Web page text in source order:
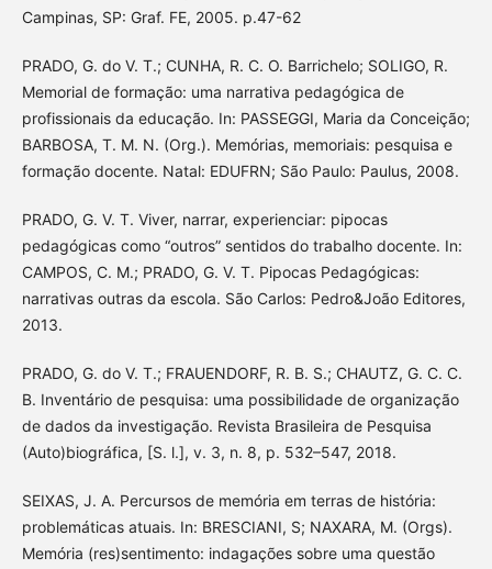
Campinas, SP: Graf. FE, 2005. p.47-62
PRADO, G. do V. T.; CUNHA, R. C. O. Barrichelo; SOLIGO, R.
Memorial de formação: uma narrativa pedagógica de
profissionais da educação. In: PASSEGGI, Maria da Conceição;
BARBOSA, T. M. N. (Org.). Memórias, memoriais: pesquisa e
formação docente. Natal: EDUFRN; São Paulo: Paulus, 2008.
PRADO, G. V. T. Viver, narrar, experienciar: pipocas
pedagógicas como “outros” sentidos do trabalho docente. In:
CAMPOS, C. M.; PRADO, G. V. T. Pipocas Pedagógicas:
narrativas outras da escola. São Carlos: Pedro&João Editores,
2013.
PRADO, G. do V. T.; FRAUENDORF, R. B. S.; CHAUTZ, G. C. C.
B. Inventário de pesquisa: uma possibilidade de organização
de dados da investigação. Revista Brasileira de Pesquisa
(Auto)biográfica, [S. l.], v. 3, n. 8, p. 532–547, 2018.
SEIXAS, J. A. Percursos de memória em terras de história:
problemáticas atuais. In: BRESCIANI, S; NAXARA, M. (Orgs).
Memória (res)sentimento: indagações sobre uma questão